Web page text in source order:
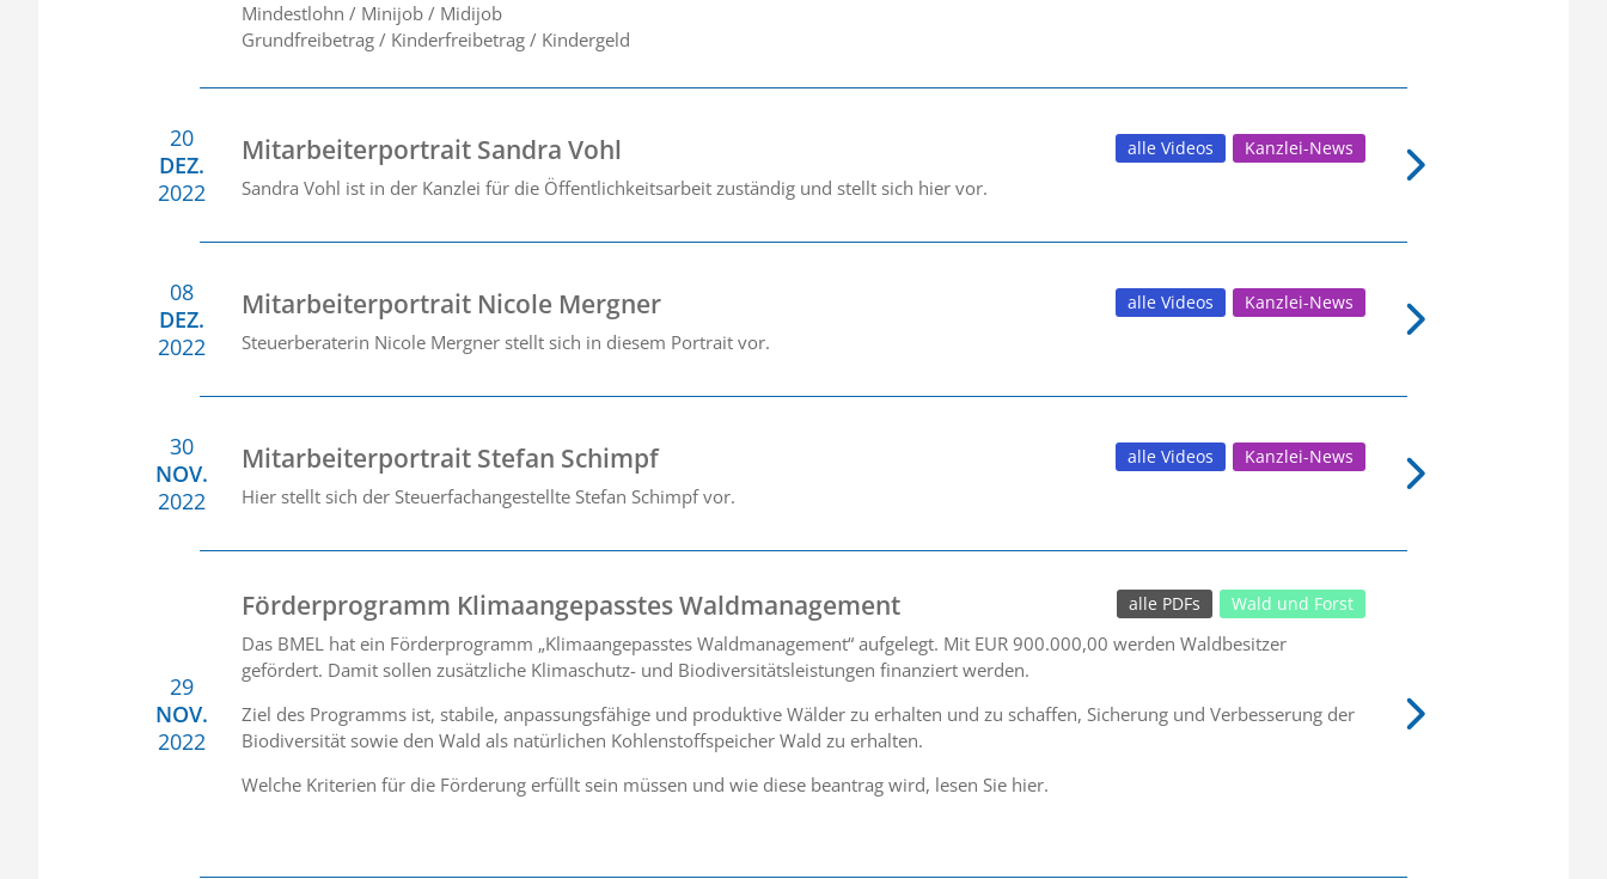
Mindestlohn / Minijob / Midijob
Grundfreibetrag / Kinderfreibetrag / Kindergeld
20
DEZ.
2022
Mitarbeiterportrait Sandra Vohl Kanzlei-News
alle Videos
Sandra Vohl ist in der Kanzlei für die Öffentlichkeitsarbeit zuständig und stellt sich hier vor.
08
DEZ.
2022
Mitarbeiterportrait Nicole Mergner Kanzlei-News
alle Videos
Steuerberaterin Nicole Mergner stellt sich in diesem Portrait vor.
30
NOV.
2022
Mitarbeiterportrait Stefan Schimpf Kanzlei-News
alle Videos
Hier stellt sich der Steuerfachangestellte Stefan Schimpf vor.
29
NOV.
2022
Förderprogramm Klimaangepasstes Waldmanagement Wald und Forst
alle PDFs
Das BMEL hat ein Förderprogramm „Klimaangepasstes Waldmanagement“ aufgelegt. Mit EUR 900.000,00 werden Waldbesitzer
gefördert. Damit sollen zusätzliche Klimaschutz- und Biodiversitätsleistungen finanziert werden.
Ziel des Programms ist, stabile, anpassungsfähige und produktive Wälder zu erhalten und zu schaffen, Sicherung und Verbesserung der
Biodiversität sowie den Wald als natürlichen Kohlenstoffspeicher Wald zu erhalten.
Welche Kriterien für die Förderung erfüllt sein müssen und wie diese beantrag wird, lesen Sie hier.